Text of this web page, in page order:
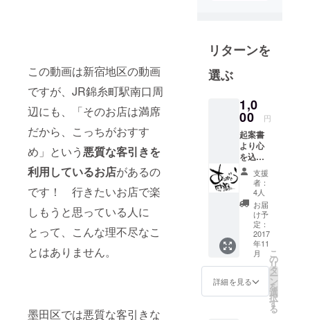
この動画は新宿地区の動画
ですが、JR錦糸町駅南口周
辺にも、「そのお店は満席
だから、こっちがおすす
め」という悪質な客引きを
利用しているお店があるの
です！ 行きたいお店で楽
しもうと思っている人に
とって、こんな理不尽なこ
とはありません。
墨田区では悪質な客引きな
んでいます
リターンを
選ぶ
1,0
00 円
起案書
より心
を込め
てお礼
のメー
ルをお
送りい
たしま
支援
者：
4人
お届
け予
定：
2017
年11
月
詳細を見る
こ
の
リ
タ
ー
ン
を
選
択
す
る